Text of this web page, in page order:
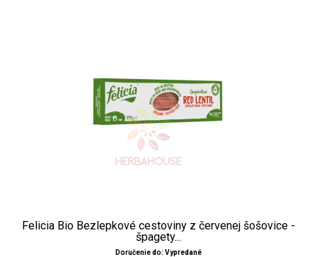
Felicia Bio Bezlepkové cestoviny z červenej šošovice -
špagety...
Doručenie do: Vypredané